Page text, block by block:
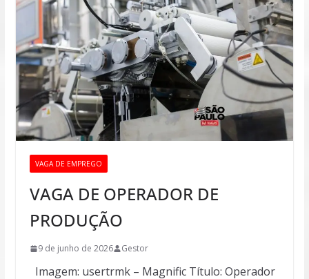
VAGA DE EMPREGO
VAGA DE OPERADOR DE
PRODUÇÃO
9 de junho de 2026 Gestor
Imagem: usertrmk – Magnific Título: Operador